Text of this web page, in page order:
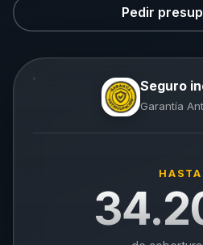
Pedir
Seguro
Garantía
HASTA